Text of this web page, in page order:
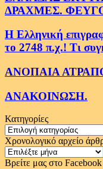
ΔΡΑΧΜΕΣ.
Η Ελληνική
το 2748 π.χ.! Τι
ΑΝΟΠΑΙΑ
ΑΝΑΚΟΙΝΩΣΗ.
Κατηγορίες
Κατηγορίες
Χρονολογικό αρχείο
Χρονολογικό
αρχείο
Βρείτε μας στο Facebook